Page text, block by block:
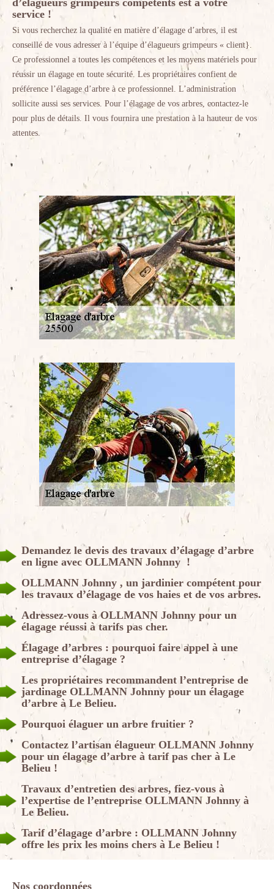
d’élagueurs grimpeurs compétents est à votre
service !
Si vous recherchez la qualité en matière d’élagage d’arbres, il est
conseillé de vous adresser à l’équipe d’élagueurs grimpeurs « client}.
Ce professionnel a toutes les compétences et les moyens matériels pour
réussir un élagage en toute sécurité. Les propriétaires confient de
préférence l’élagage d’arbre à ce professionnel. L’administration
sollicite aussi ses services. Pour l’élagage de vos arbres, contactez-le
pour plus de détails. Il vous fournira une prestation à la hauteur de vos
attentes.
Demandez le devis des travaux d’élagage d’arbre
en ligne avec OLLMANN Johnny !
OLLMANN Johnny , un jardinier compétent pour
les travaux d’élagage de vos haies et de vos arbres.
Adressez-vous à OLLMANN Johnny pour un
élagage réussi à tarifs pas cher.
Élagage d’arbres : pourquoi faire appel à une
entreprise d’élagage ?
Les propriétaires recommandent l’entreprise de
jardinage OLLMANN Johnny pour un élagage
d’arbre à Le Belieu.
Pourquoi élaguer un arbre fruitier ?
Contactez l’artisan élagueur OLLMANN Johnny
pour un élagage d’arbre à tarif pas cher à Le
Belieu !
Travaux d’entretien des arbres, fiez-vous à
l’expertise de l’entreprise OLLMANN Johnny à
Le Belieu.
Tarif d’élagage d’arbre : OLLMANN Johnny
offre les prix les moins chers à Le Belieu !
Nos coordonnées